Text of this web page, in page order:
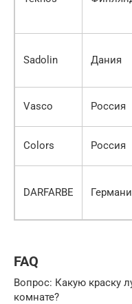
Sadolin Дания
Vasco Россия
Colors Россия
DARFARBE
FAQ
Вопрос: Какую краску
комнате?